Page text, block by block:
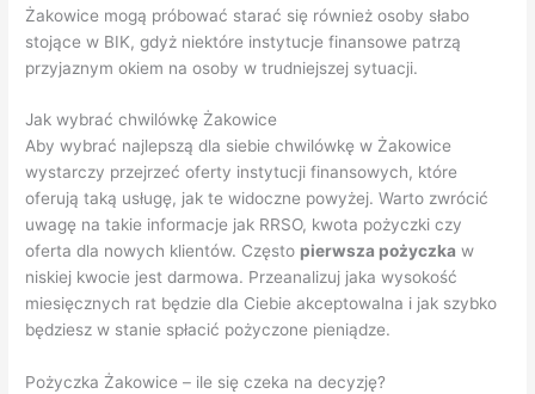
Żakowice mogą próbować starać się również osoby słabo
stojące w BIK, gdyż niektóre instytucje finansowe patrzą
przyjaznym okiem na osoby w trudniejszej sytuacji.
Jak wybrać chwilówkę Żakowice
Aby wybrać najlepszą dla siebie chwilówkę w Żakowice
wystarczy przejrzeć oferty instytucji finansowych, które
oferują taką usługę, jak te widoczne powyżej. Warto zwrócić
uwagę na takie informacje jak RRSO, kwota pożyczki czy
oferta dla nowych klientów. Często pierwsza pożyczka w
niskiej kwocie jest darmowa. Przeanalizuj jaka wysokość
miesięcznych rat będzie dla Ciebie akceptowalna i jak szybko
będziesz w stanie spłacić pożyczone pieniądze.
Pożyczka Żakowice – ile się czeka na decyzję?